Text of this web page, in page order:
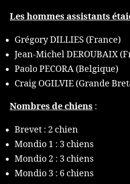
Les hommes assistants
Grégory DILLIES (France)
Jean-Michel DEROUBAIX
Paolo PECORA (Belgique)
Craig OGILVIE (Grande
Nombres de chiens :
Brevet : 2 chien
Mondio 1 : 3 chiens
Mondio 2 : 3 chiens
Mondio 3 : 6 chiens